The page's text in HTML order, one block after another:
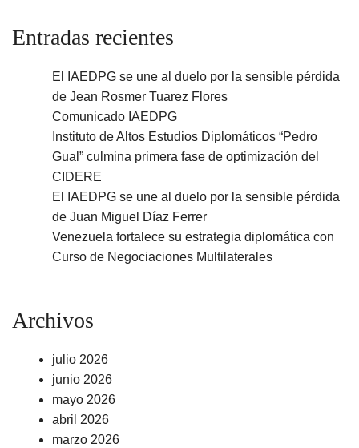
Entradas recientes
El IAEDPG se une al duelo por la sensible pérdida
de Jean Rosmer Tuarez Flores
Comunicado IAEDPG
Instituto de Altos Estudios Diplomáticos “Pedro
Gual” culmina primera fase de optimización del
CIDERE
El IAEDPG se une al duelo por la sensible pérdida
de Juan Miguel Díaz Ferrer
Venezuela fortalece su estrategia diplomática con
Curso de Negociaciones Multilaterales
Archivos
julio 2026
junio 2026
mayo 2026
abril 2026
marzo 2026